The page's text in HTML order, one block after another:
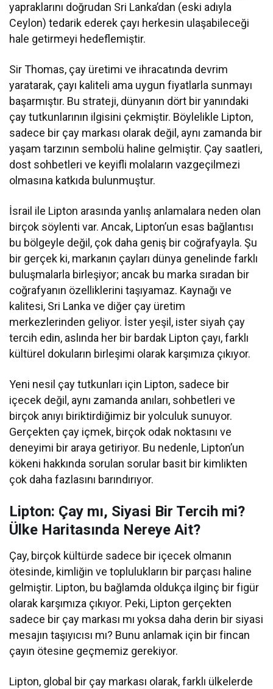
yapraklarını doğrudan Sri Lanka’dan (eski adıyla
Ceylon) tedarik ederek çayı herkesin ulaşabileceği
hale getirmeyi hedeflemiştir.
Sir Thomas, çay üretimi ve ihracatında devrim
yaratarak, çayı kaliteli ama uygun fiyatlarla sunmayı
başarmıştır. Bu strateji, dünyanın dört bir yanındaki
çay tutkunlarının ilgisini çekmiştir. Böylelikle Lipton,
sadece bir çay markası olarak değil, aynı zamanda bir
yaşam tarzının sembolü haline gelmiştir. Çay saatleri,
dost sohbetleri ve keyifli molaların vazgeçilmezi
olmasına katkıda bulunmuştur.
İsrail ile Lipton arasında yanlış anlamalara neden olan
birçok söylenti var. Ancak, Lipton’un esas bağlantısı
bu bölgeyle değil, çok daha geniş bir coğrafyayla. Şu
bir gerçek ki, markanın çayları dünya genelinde farklı
buluşmalarla birleşiyor; ancak bu marka sıradan bir
coğrafyanın özelliklerini taşıyamaz. Kaynağı ve
kalitesi, Sri Lanka ve diğer çay üretim
merkezlerinden geliyor. İster yeşil, ister siyah çay
tercih edin, aslında her bir bardak Lipton çayı, farklı
kültürel dokuların birleşimi olarak karşımıza çıkıyor.
Yeni nesil çay tutkunları için Lipton, sadece bir
içecek değil, aynı zamanda anıları, sohbetleri ve
birçok anıyı biriktirdiğimiz bir yolculuk sunuyor.
Gerçekten çay içmek, birçok odak noktasını ve
deneyimi bir araya getiriyor. Bu nedenle, Lipton’un
kökeni hakkında sorulan sorular basit bir kimlikten
çok daha fazlasını barındırıyor.
Lipton: Çay mı, Siyasi Bir Tercih mi?
Ülke Haritasında Nereye Ait?
Çay, birçok kültürde sadece bir içecek olmanın
ötesinde, kimliğin ve toplulukların bir parçası haline
gelmiştir. Lipton, bu bağlamda oldukça ilginç bir figür
olarak karşımıza çıkıyor. Peki, Lipton gerçekten
sadece bir çay markası mı yoksa daha derin bir siyasi
mesajın taşıyıcısı mı? Bunu anlamak için bir fincan
çayın ötesine geçmemiz gerekiyor.
Lipton, global bir çay markası olarak, farklı ülkelerde